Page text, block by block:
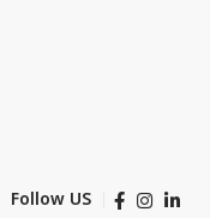
Follow US